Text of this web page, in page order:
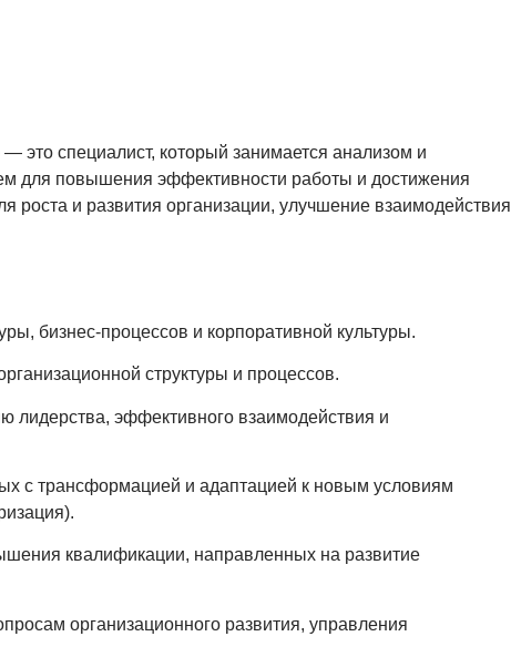
это специалист, который занимается анализом и
для повышения эффективности работы и достижения
роста и развития организации, улучшение взаимодействия
бизнес-процессов и корпоративной культуры.
структуры и процессов.
лидерства, эффективного взаимодействия и
с трансформацией и адаптацией к новым условиям
квалификации, направленных на развитие
организационного развития, управления